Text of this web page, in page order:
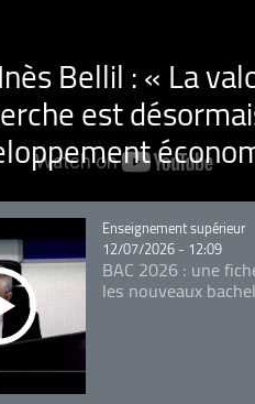
Bellil : « La
est
Catégorie
Enseignement supérieur
12/07/2026 - 12:09
BAC 2026 : une
les nouveaux